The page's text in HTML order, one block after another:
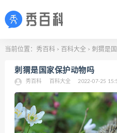
当前位置： 秀百科 > 百科大全 > 刺猬是
刺猬是国家保护动物吗
秀百科 百科大全 2022-07-25